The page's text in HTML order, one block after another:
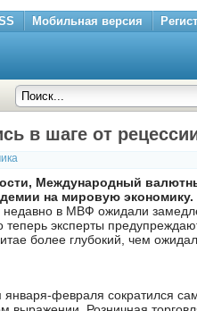
Мобильная версия
в шаге от
Международный
на мировую экономику.
недавно в МВФ ожидали
эксперты
более глубокий, чем
февраля сократился